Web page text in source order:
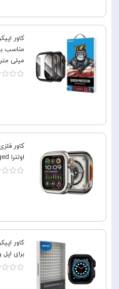
میلی
اولترا ULTRA LOOK-Rugged
برای اپل واچ 44/45